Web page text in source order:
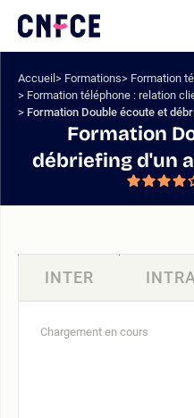
contenu
menu
Logo
site
Accueil Formations
Formation
Formation téléphone : relation
Formation Double écoute et
Formation
débriefing d'un
INTER INTRA